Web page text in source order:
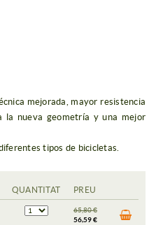
mejorada, mayor resistencia
nueva geometría y una mejor
tipos de bicicletas.
QUANTITAT PREU
65,80 €
56,59 €